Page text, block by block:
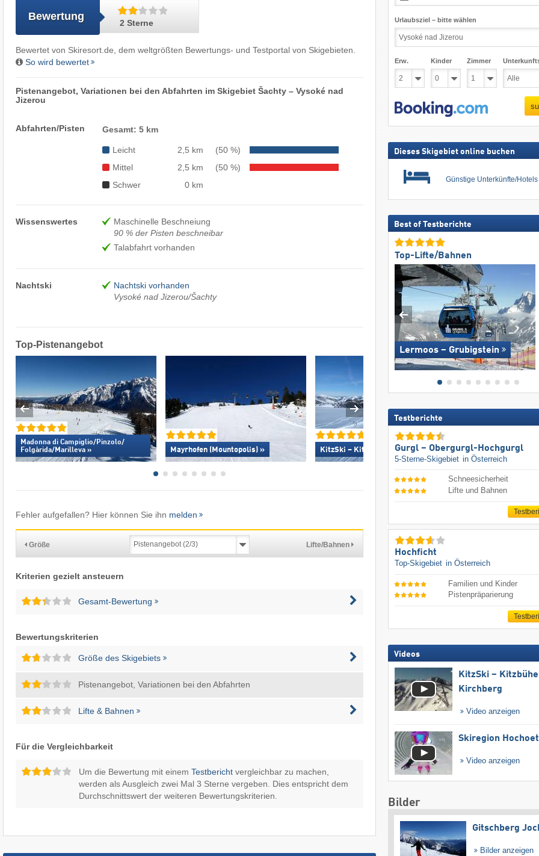
Bewertung
2 Sterne
Bewertet von Skiresort.de, dem weltgrößten Bewertungs- und Testportal von Skigebieten.
So wird bewertet
Pistenangebot, Variationen bei den Abfahrten im Skigebiet Šachty – Vysoké nad
Jizerou
Abfahrten/Pisten Gesamt: 5 km
Leicht 2,5 km
(50 %)
Mittel
2,5 km
(50 %)
Schwer
0 km
Wissenswertes
Maschinelle Beschneiung
90 % der Pisten beschneibar
Talabfahrt vorhanden
Nachtski
Nachtski vorhanden
Vysoké nad Jizerou/Šachty
Top-Pistenangebot
Madonna di Campiglio/​Pinzolo/​
Folgàrida/​Marilleva »
Mayrhofen (Mountopolis) » KitzSki – Kitzbühel/​Kirchberg »
Leogang
Fehler aufgefallen? Hier können Sie ihn melden
Größe Lifte/Bahnen
Kriterien gezielt ansteuern
Gesamt-Bewertung
Bewertungskriterien
Größe des Skigebiets
Pistenangebot, Variationen bei den Abfahrten
Lifte & Bahnen
Für die Vergleichbarkeit
Um die Bewertung mit einem Testberichtvergleichbar zu machen,
werden als Ausgleich zwei Mal 3 Sterne vergeben. Dies entspricht dem
Durchschnittswert der weiteren Bewertungskriterien.
Urlaubsziel – bitte wählen
Erw. Kinder Zimmer
Dieses Skigebiet online buchen
Günstige Unterkünfte/Hotels
Best of Testberichte
Top-Lifte/Bahnen
Lermoos – Grubigstein
Testberichte
Gurgl – Obergurgl-Hochgurgl
5-Sterne-Skigebiet in Österreich
Schneesicherheit
Lifte und Bahnen
Hochficht
Top-Skigebiet in Österreich
Familien und Kinder
Pistenpräparierung
Videos
KitzSki –
Kirchberg
Video anzeigen
Skiregion
Video anzeigen
Bilder
Gitschberg
Bilder anzeigen